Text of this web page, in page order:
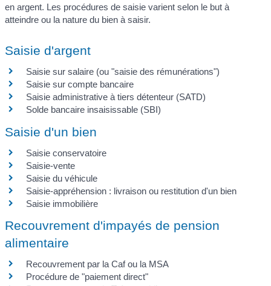
en argent. Les procédures de saisie varient selon le but à
atteindre ou la nature du bien à saisir.
Saisie d'argent
Saisie sur salaire (ou "saisie des rémunérations")
Saisie sur compte bancaire
Saisie administrative à tiers détenteur (SATD)
Solde bancaire insaisissable (SBI)
Saisie d'un bien
Saisie conservatoire
Saisie-vente
Saisie du véhicule
Saisie-appréhension : livraison ou restitution d'un bien
Saisie immobilière
Recouvrement d'impayés de pension
alimentaire
Recouvrement par la Caf ou la MSA
Procédure de "paiement direct"